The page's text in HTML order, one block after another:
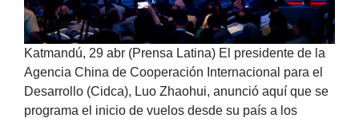
Katmandú, 29 abr (Prensa Latina) El presidente de la
Agencia China de Cooperación Internacional para el
Desarrollo (Cidca), Luo Zhaohui, anunció aquí que se
programa el inicio de vuelos desde su país a los